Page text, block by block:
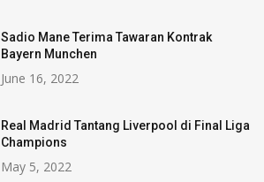
Sadio Mane Terima Tawaran Kontrak
Bayern Munchen
June 16, 2022
Real Madrid Tantang Liverpool di Final Liga
Champions
May 5, 2022